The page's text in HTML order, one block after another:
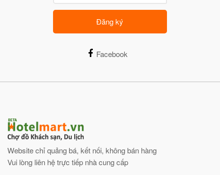
Đăng ký
Facebook
Website chỉ quảng bá, kết nối, không bán hàng
Vui lòng liên hệ trực tiếp nhà cung cấp